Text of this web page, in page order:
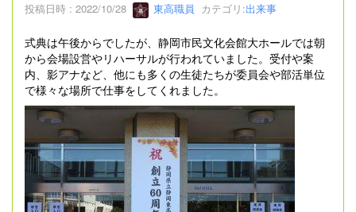
投稿日時 : 2022/10/28 東高職員 カテゴリ:出来事
式典は午後からでしたが、静岡市民文化会館大ホールでは朝
から会場設営やリハーサルが行われていました。受付や案
内、影アナなど、他にも多くの生徒たちが委員会や部活単位
で様々な場所で仕事をしてくれました。